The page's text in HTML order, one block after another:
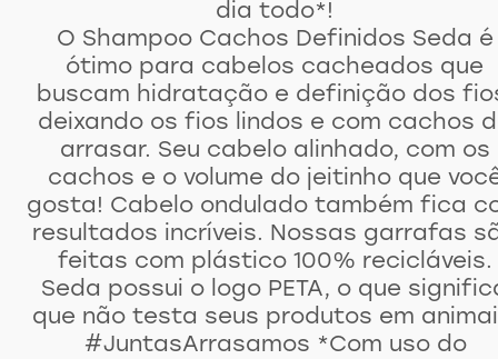
dia todo*!
O Shampoo Cachos Definidos Seda é
ótimo para cabelos cacheados que
buscam hidratação e definição dos
deixando os fios lindos e com cachos
arrasar. Seu cabelo alinhado, com os
cachos e o volume do jeitinho que
gosta! Cabelo ondulado também fica
resultados incríveis. Nossas garrafas
feitas com plástico 100% recicláveis.
Seda possui o logo PETA, o que
que não testa seus produtos em
#JuntasArrasamos *Com uso do